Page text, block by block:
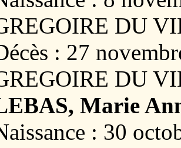
DU
: 27
DU
Marie
: 30